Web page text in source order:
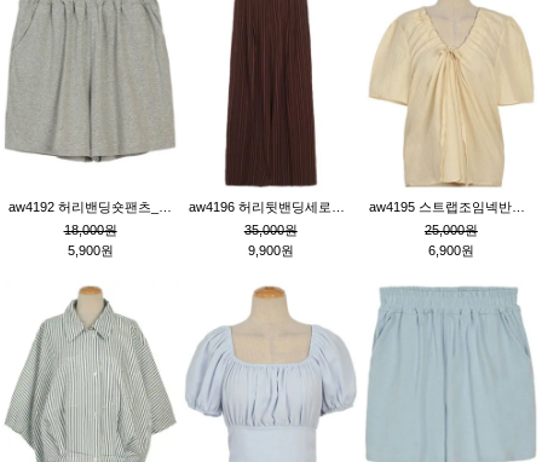
18,000원
5,900원
35,000원
9,900원
25,000원
6,900원